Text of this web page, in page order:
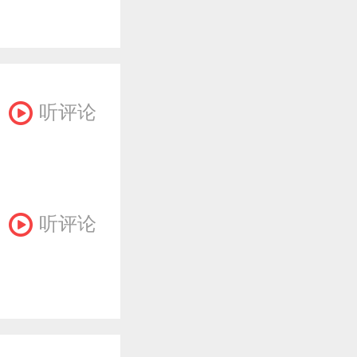
听评论
听评论